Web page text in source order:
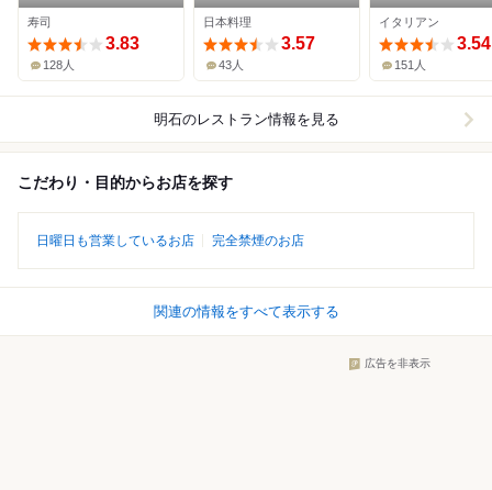
寿司
3.83
128人
日本料理
3.57
43人
イタリアン
3.54
151人
明石のレストラン情報を見る
こだわり・目的からお店を探す
日曜日も営業しているお店 完全禁煙のお店
関連の情報をすべて表示する
広告を非表示